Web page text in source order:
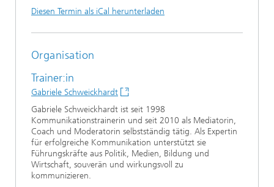
Diesen Termin als iCal herunterladen
Organisation
Trainer:in
Gabriele Schweickhardt
Gabriele Schweickhardt ist seit 1998
Kommunikationstrainerin und seit 2010 als Mediatorin,
Coach und Moderatorin selbstständig tätig. Als Expertin
für erfolgreiche Kommunikation unterstützt sie
Führungskräfte aus Politik, Medien, Bildung und
Wirtschaft, souverän und wirkungsvoll zu
kommunizieren.